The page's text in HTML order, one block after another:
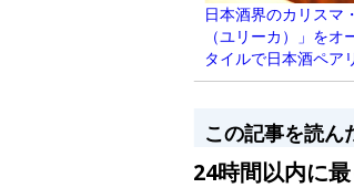
日本酒界のカリスマ
（ユリーカ）」を
タイルで日本酒ペア
この記事を読ん
24時間以内に